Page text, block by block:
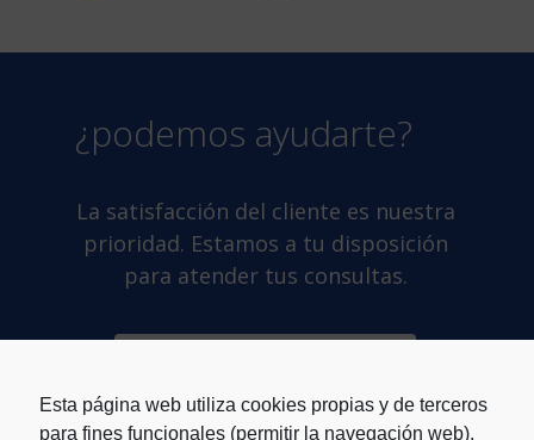
Esta página web utiliza cookies propias y de terceros
para fines funcionales (permitir la navegación web),
¿podemos ayudarte?
La satisfacción del cliente es nuestra
prioridad. Estamos a tu disposición
para atender tus consultas.